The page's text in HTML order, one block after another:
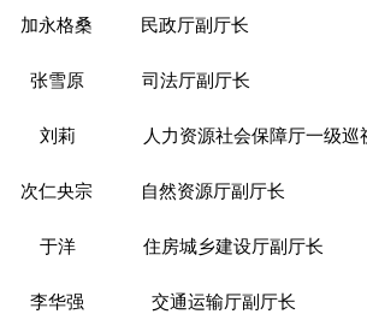
加永格桑 民政厅副厅长
张雪原 司法厅副厅长
刘莉 人力资源社会保障厅一级巡
次仁央宗 自然资源厅副厅长
于洋 住房城乡建设厅副厅长
李华强 交通运输厅副厅长